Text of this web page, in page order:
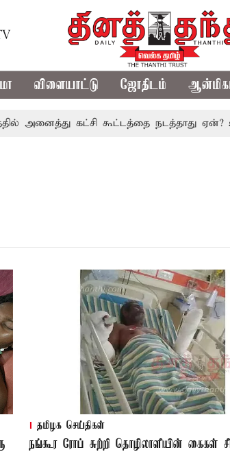
விளையாட்டு ஜோதிடம்
அனைத்து கட்சி கூட்டத்தை நடத்தாது ஏன்?
தமிழக செய்திகள்
நங்கூர ரோப் சுற்றி தொழிலாளியின் கைகள்